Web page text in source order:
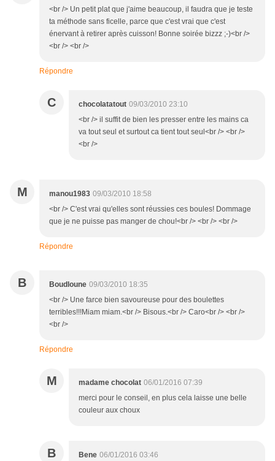
<br /> Un petit plat que j'aime beaucoup, il faudra que je teste
ta méthode sans ficelle, parce que c'est vrai que c'est
énervant à retirer après cuisson! Bonne soirée bizzz ;-)<br />
<br /> <br />
Répondre
C chocolatatout 09/03/2010 23:10
<br /> il suffit de bien les presser entre les mains ca
va tout seul et surtout ca tient tout seul<br /> <br />
<br />
M manou1983 09/03/2010 18:58
<br /> C'est vrai qu'elles sont réussies ces boules! Dommage
que je ne puisse pas manger de chou!<br /> <br /> <br />
Répondre
B Boudloune 09/03/2010 18:35
<br /> Une farce bien savoureuse pour des boulettes
terribles!!!Miam miam.<br /> Bisous.<br /> Caro<br /> <br />
<br />
Répondre
M madame chocolat 06/01/2016 07:39
merci pour le conseil, en plus cela laisse une belle
couleur aux choux
B Bene 06/01/2016 03:46